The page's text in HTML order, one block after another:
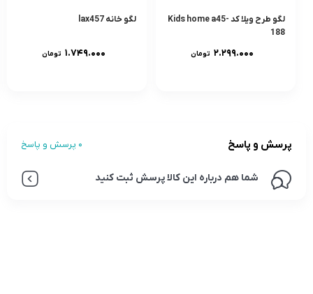
لگو طرح ویلا کد Kids home a45-
188
۲.۲۹۹.۰۰۰ تومان
لگو خانه lax457
۱.۷۴۹.۰۰۰ تومان
پرسش و پاسخ 0 پرسش و پاسخ
شما هم درباره این کالا پرسش ثبت کنید